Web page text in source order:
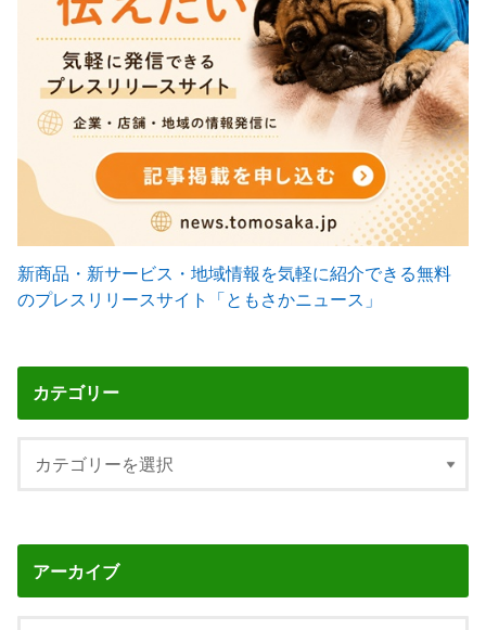
新商品・新サービス・地域情報を気軽に紹介できる無料
のプレスリリースサイト「ともさかニュース」
カテゴリー
アーカイブ